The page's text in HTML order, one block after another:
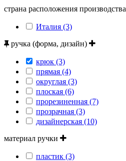
страна расположения производства
Италия (3)
ручка (форма, дизайн)
крюк (3)
прямая (4)
округлая (3)
плоская (6)
прорезиненная (7)
прозрачная (3)
дизайнерская (10)
материал ручки
пластик (3)